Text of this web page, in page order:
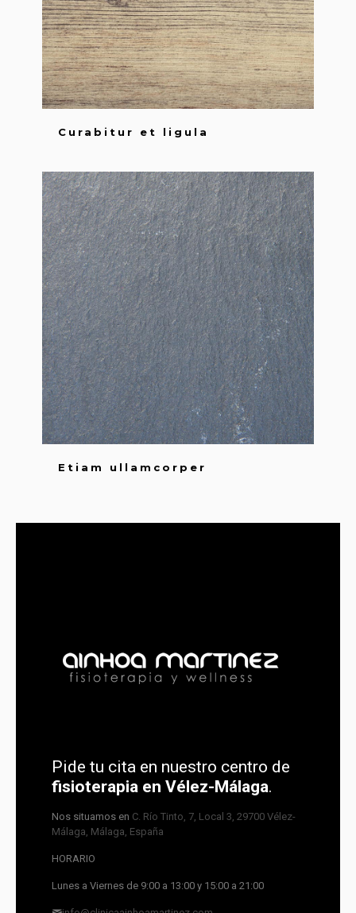
Curabitur et ligula
Etiam ullamcorper
Pide tu cita en nuestro centro de
fisioterapia en Vélez-Málaga.
Nos situamos en C. Río Tinto, 7, Local 3, 29700 Vélez-
Málaga, Málaga, España
HORARIO
Lunes a Viernes de 9:00 a 13:00 y 15:00 a 21:00